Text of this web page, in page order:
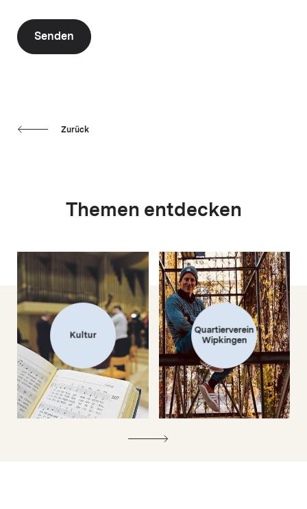
Senden
Zurück
Themen entdecken
Kultur
Quartierverein
Wipkingen